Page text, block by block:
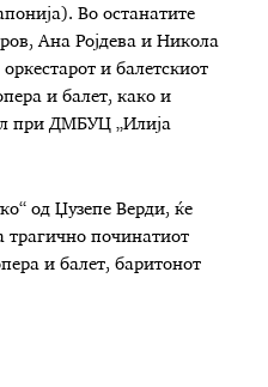
Во останатите
Ана Ројдева и Никола
и балетскиот
и балет, како и
при ДМБУЦ „Илија
од Џузепе Верди, ќе
трагично починатиот
и балет, баритонот